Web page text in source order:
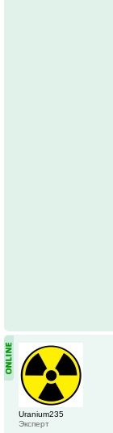
Uranium235
Эксперт